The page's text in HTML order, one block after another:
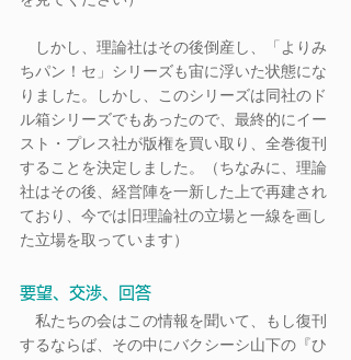
しかし、理論社はその後倒産し、「よりみ
ちパン！セ」シリーズも宙に浮いた状態にな
りました。しかし、このシリーズは同社のド
ル箱シリーズでもあったので、最終的にイー
スト・プレス社が版権を買い取り、全巻復刊
することを決定しました。（ちなみに、理論
社はその後、経営陣を一新した上で再建され
ており、今では旧理論社の立場と一線を画し
た立場を取っています）
要望、交渉、回答
私たちの会はこの情報を聞いて、もし復刊
するならば、その中にバクシーシ山下の『ひ